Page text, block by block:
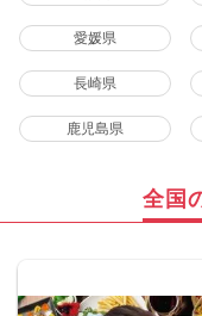
愛媛県
長崎県
鹿児島県
全国